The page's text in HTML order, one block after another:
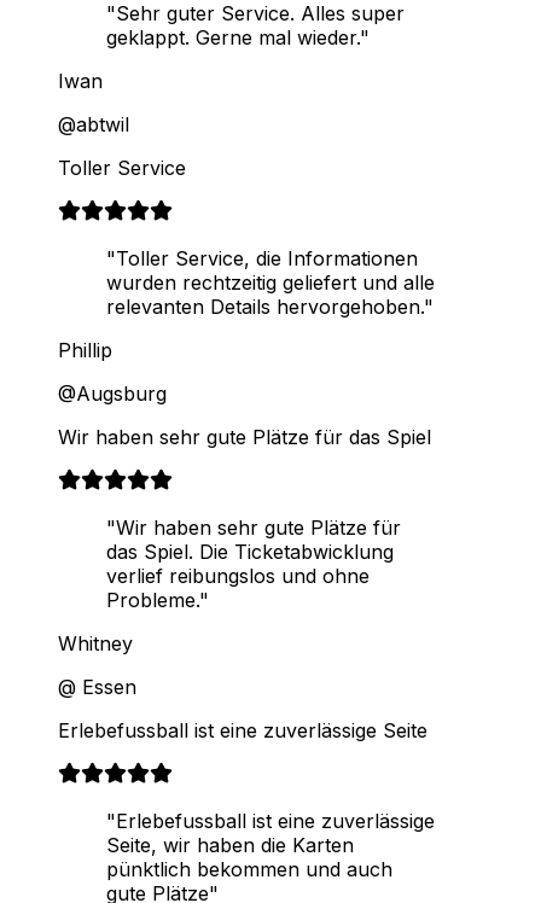
"Sehr guter Service. Alles super
geklappt. Gerne mal wieder."
Iwan
@abtwil
Toller Service
"Toller Service, die Informationen
wurden rechtzeitig geliefert und alle
relevanten Details hervorgehoben."
Phillip
@Augsburg
Wir haben sehr gute Plätze für das Spiel
"Wir haben sehr gute Plätze für
das Spiel. Die Ticketabwicklung
verlief reibungslos und ohne
Probleme."
Whitney
@ Essen
Erlebefussball ist eine zuverlässige Seite
"Erlebefussball ist eine zuverlässige
Seite, wir haben die Karten
pünktlich bekommen und auch
gute Plätze"